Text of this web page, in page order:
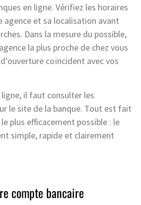
en ligne. Vérifiez les horaires
agence et sa localisation avant
Dans la mesure du possible,
la plus proche de chez vous
coïncident avec vos
ligne, il faut consulter les
le site de la banque. Tout est fait
plus efficacement possible : le
simple, rapide et clairement
compte bancaire